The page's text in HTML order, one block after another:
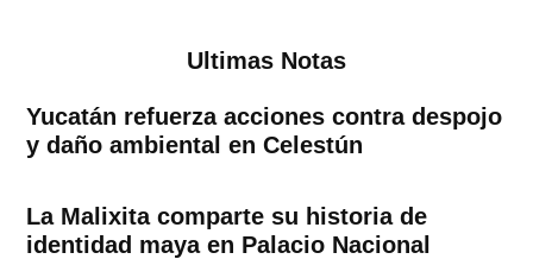
Ultimas Notas
Yucatán refuerza acciones contra despojo
y daño ambiental en Celestún
La Malixita comparte su historia de
identidad maya en Palacio Nacional